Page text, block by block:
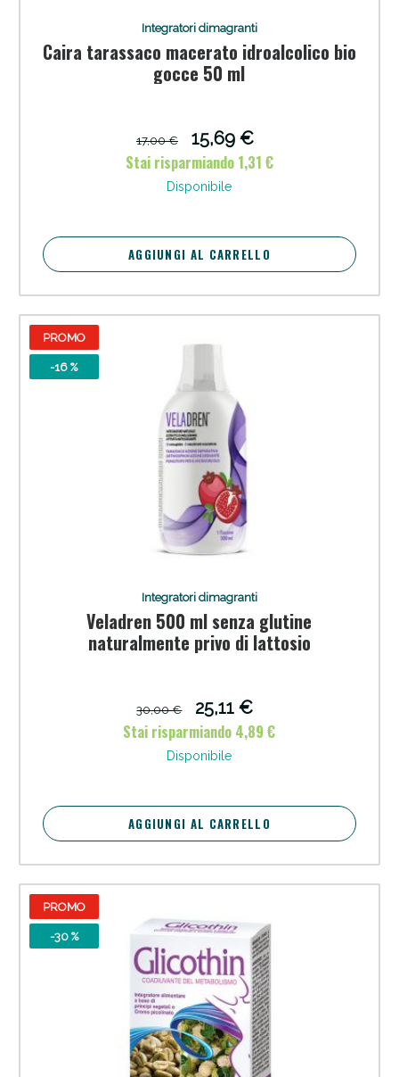
Integratori dimagranti
Caira tarassaco macerato idroalcolico bio
gocce 50 ml
17,00 €
15,69 €
Stai risparmiando 1,31 €
Disponibile
AGGIUNGI AL CARRELLO
PROMO
-16 %
Integratori dimagranti
Veladren 500 ml senza glutine
naturalmente privo di lattosio
30,00 €
25,11 €
Stai risparmiando 4,89 €
Disponibile
AGGIUNGI AL CARRELLO
PROMO
-30 %